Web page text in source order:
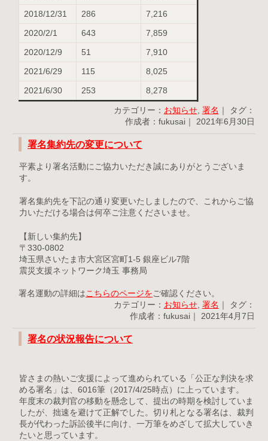
2018/12/31 286 7,216
2020/2/1 643 7,859
2020/12/9 51 7,910
2021/6/29 115 8,025
2021/6/30 253 8,278
カテゴリー： お知らせ, 署名
｜ タグ：
作成者：fukusai｜ 2021年6月30日
署名集約先の変更について
平素より署名活動にご協力いただき誠にありがとうございま
す。
署名集約先を下記の通り変更いたしましたので、これからご協
力いただける場合は何卒ご注意くださいませ。
【新しい集約先】
〒330-0802
埼玉県さいたま市大宮区宮町1-5 銀座ビル7階
震災支援ネットワーク埼玉 事務局
署名運動の詳細は こちらのページを ご確認ください。
カテゴリー： お知らせ, 署名
｜ タグ：
作成者：fukusai｜ 2021年4月7日
署名の状況報告について
皆さまの熱いご支援によって進められている「公正な判決を求
める署名」は、6016筆（2017/4/25時点）に上っています。
年度末の裁判官の移動を懸念して、提出の時期を検討していま
したが、拙速を避けて正解でした。切り札となる署名は、裁判
長が代わった訴訟後半に向け、一万筆をめざして拡大していき
たいと思っています。